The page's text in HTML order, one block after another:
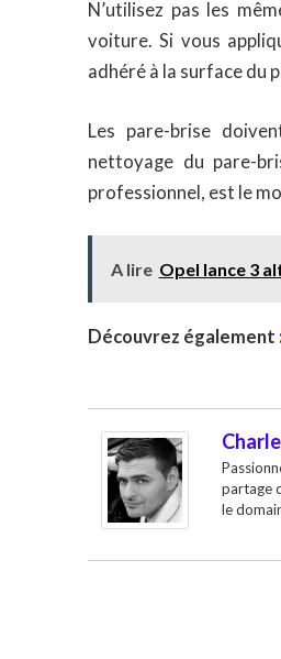
N’utilisez pas les
voiture. Si vous
adhéré à la surface du
Les pare-brise
nettoyage du pare-
professionnel, est le
A lire Opel lance 3
Découvrez également :
partage
le